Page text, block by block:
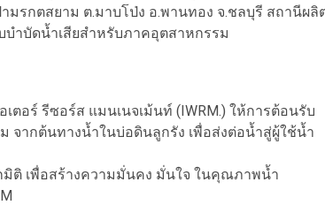
มรกตสยาม ต.มาบโป่ง อ.พานทอง จ.ชลบุรี สถานีผลิ
บำบัดน้ำเสียสำหรับภาคอุตสาหกรรม
อร์ รีซอร์ส แมนเนจเม้นท์ (IWRM.) ให้การต้อนรับ
จากต้นทางน้ำในบ่อดินลูกรัง เพื่อส่งต่อน้ำสู่ผู้ใช้น้ำ
มิติ เพื่อสร้างความมั่นคง มั่นใจ ในคุณภาพน้ำ